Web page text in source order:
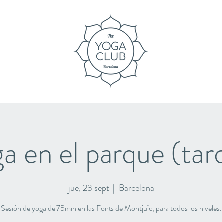
en el parque
jue, 23 sept
  |
Barcelona
Sesión de yoga de 75min en las Fonts de Montjuïc, para todos los niveles.